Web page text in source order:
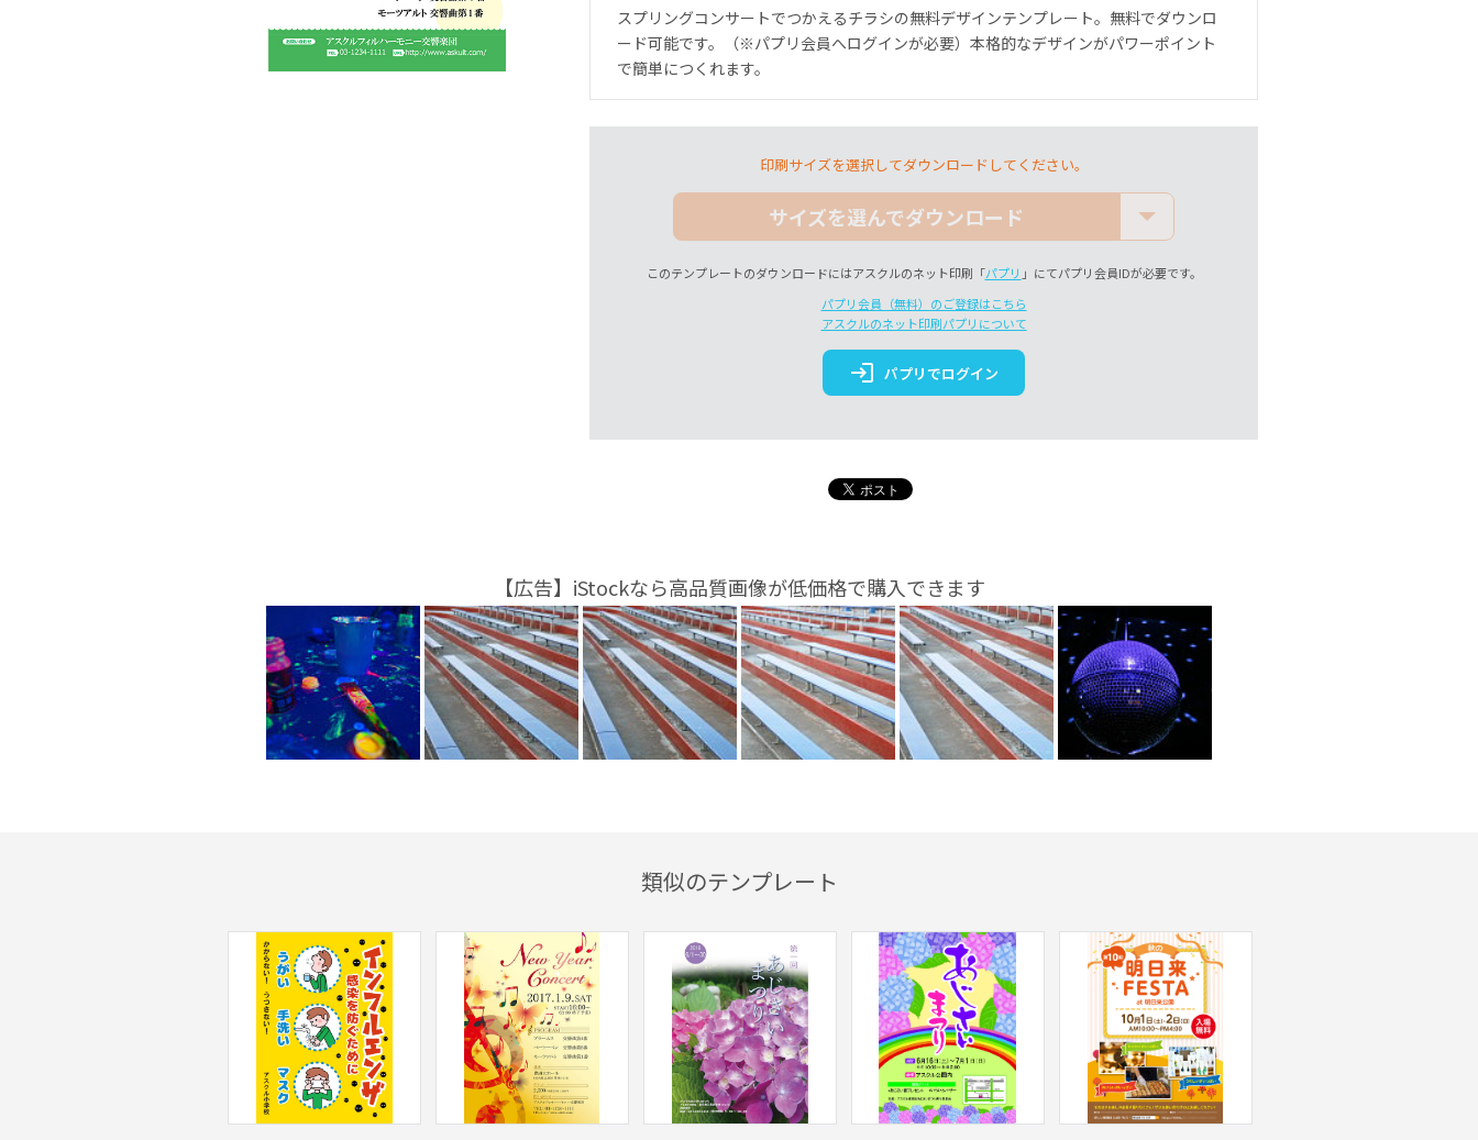
スプリングコンサートでつかえるチラシの無料デザインテンプレート。無料でダウンロ
ード可能です。（※パプリ会員へログインが必要）本格的なデザインがパワーポイント
で簡単につくれます。
印刷サイズを選択してダウンロードしてください。
サイズを選んでダウンロード
このテンプレートのダウンロードにはアスクルのネット印刷「パプリ 」にてパプリ会員IDが必要です。
パプリ会員（無料）のご登録はこちら
アスクルのネット印刷パプリについて
login パプリでログイン
【広告】iStockなら高品質画像が低価格で購入できます
類似のテンプレート